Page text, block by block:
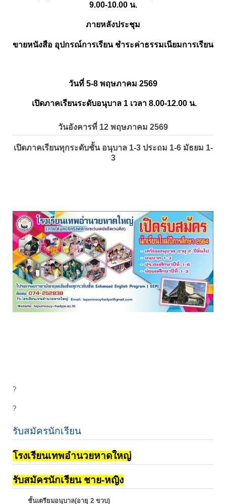
9.00-10.00 น.
ภายหลังประชุม
ขายหนังสือ อุปกรณ์การเรียน ชำระค่าธรรมเนียมการเรียน
วันที่ 5-8 พฤษภาคม 2569
เปิดภาคเรียนระดับอนุบาล 1 เวลา 8.00-12.00 น.
วันอังคารที่ 12 พฤษภาคม 2569
เปิดภาคเรียนทุกระดับชั้น อนุบาล 1-3 ประถม 1-6 มัธยม 1-
3
?
?
รับสมัครนักเรียน
โรงเรียนเทพอำนวยหาดใหญ่
รับสมัครนักเรียน ชาย-หญิง
ชั้นเตรียมอนุบาล(อายุ 2 ขวบ)